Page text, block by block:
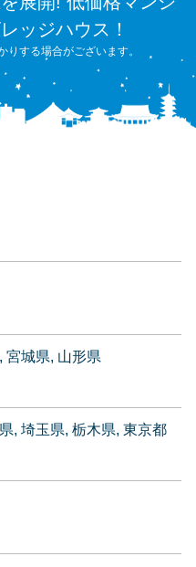
ッジハウス！
する場合がございます。
宮城県 山形県
埼玉県 栃木県 東京都